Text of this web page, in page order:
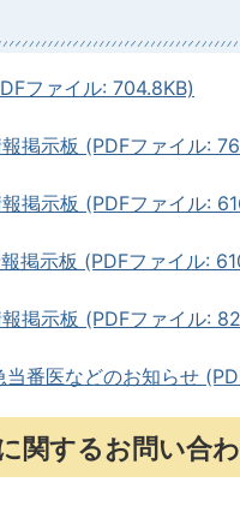
ファイル: 704.8KB)
掲示板 (PDFファイル:
掲示板 (PDFファイル:
掲示板 (PDFファイル:
掲示板 (PDFファイル:
番医などのお知らせ
関するお問い合